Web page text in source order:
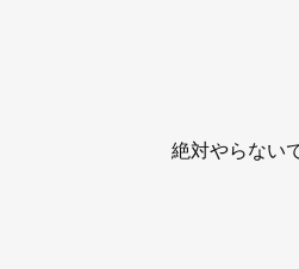
絶対やらない